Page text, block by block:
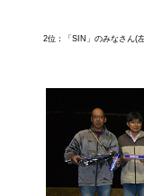
2位：「SIN」のみなさん(